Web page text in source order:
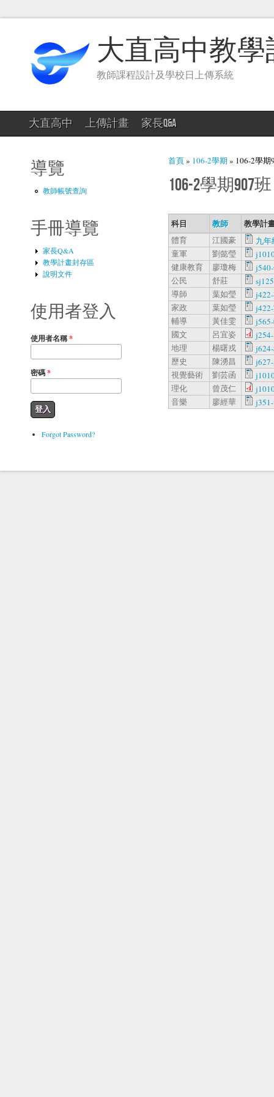
大直高中教
教師課程設計及學校日上傳系統
大直高中 上傳計畫 家長Q&A
導覽
教師帳號查詢
手冊導覽
家長Q&A
教學計畫封存區
說明文件
使用者登入
使用者名稱*
密碼*
Forgot Password?
您在這裡
首頁» 106-2學期 » 106-2學期
106-2學期907班
科目 教師 教學計
體育 江國豪
九年
童軍
劉懿瑩
健康教育
廖瓊梅
公民
舒莊
導師
葉如瑩
家政
葉如瑩
輔導
黃佳雯
國文
呂宜姿
地理
楊曙戎
歷史
陳湧昌
視覺藝術
劉芸函
理化
曾茂仁
音樂
廖經華